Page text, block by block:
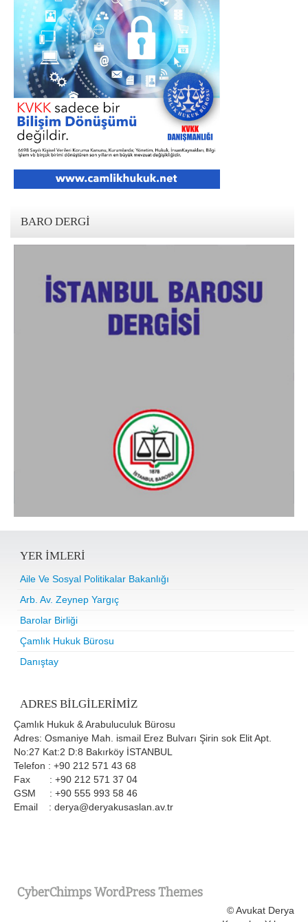
BARO DERGI
YER IMLERI
Aile Ve Sosyal Politikalar Bakanlığı
Arb. Av. Zeynep Yargıç
Barolar Birliği
Çamlık Hukuk Bürosu
Danıştay
ADRES BILGILERIMIZ
Çamlık Hukuk & Arabuluculuk Bürosu
Adres: Osmaniye Mah. ismail Erez Bulvarı Şirin sok Elit Apt.
No:27 Kat:2 D:8 Bakırköy İSTANBUL
Telefon : +90 212 571 43 68
Fax : +90 212 571 37 04
GSM : +90 555 993 58 46
Email : derya@deryakusaslan.av.tr
CyberChimps WordPress Themes
© Avukat Derya